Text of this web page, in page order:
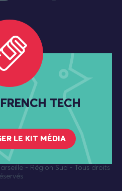
FRENCH TECH
LE KIT MÉDIA
- Région Sud - Tous droits